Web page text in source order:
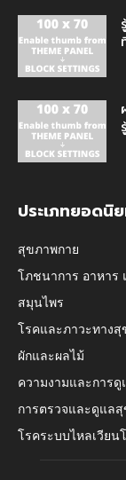
ประเภทยอดนิ
สุขภาพกาย
โภชนาการ อาหาร
สมุนไพร
โรคและภาวะทาง
ผักและผลไม้
ความงามและการดู
การตรวจและดูแล
โรคระบบไหลเวียน